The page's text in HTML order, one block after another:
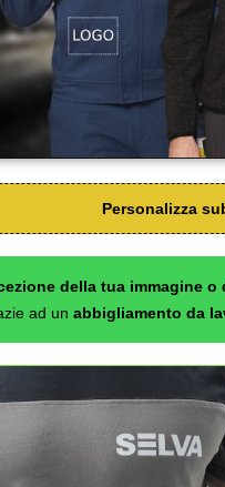
Personalizza
della tua immagine
ad un abbigliamento da